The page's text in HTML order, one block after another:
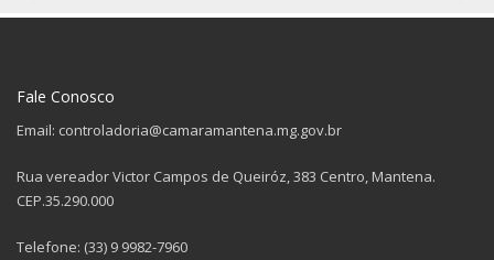
Fale Conosco
Email: controladoria@camaramantena.mg.gov.br
Rua vereador Victor Campos de Queiróz, 383 Centro, Mantena.
CEP.35.290.000
Telefone: (33) 9 9982-7960